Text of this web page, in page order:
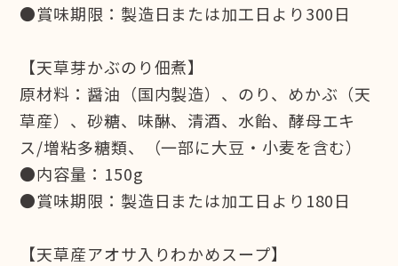
●賞味期限：製造日または加工日より300日
【天草芽かぶのり佃煮】
原材料：醤油（国内製造）、のり、めかぶ（天
草産）、砂糖、味醂、清酒、水飴、酵母エキ
ス/増粘多糖類、（一部に大豆・小麦を含む）
●内容量：150g
●賞味期限：製造日または加工日より180日
【天草産アオサ入りわかめスープ】